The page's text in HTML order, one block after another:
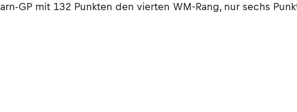
GP mit 132 Punkten den vierten WM-Rang, nur sechs